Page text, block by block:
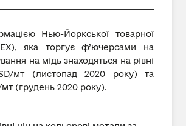
Нью-Йоркської товарної
яка торгує ф’ючерсами на
на мідь знаходяться на рівні
мт (листопад 2020 року) та
мт (грудень 2020 року).